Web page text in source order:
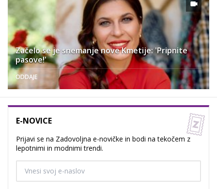
Začelo se je snemanje nove Kmetije: 'Pripnite
pasove!'
ODDAJE
E-NOVICE
Prijavi se na Zadovoljna e-novičke in bodi na tekočem z
lepotnimi in modnimi trendi.